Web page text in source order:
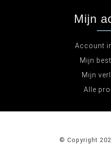
Mijn
Account
Mijn
Mijn
Alle
© Copyright